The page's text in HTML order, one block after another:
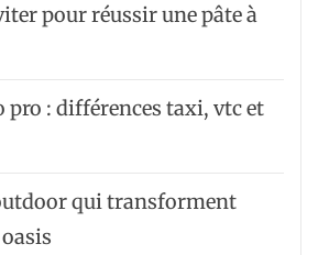
pour réussir une pâte à
pro : différences taxi, vtc et
qui transforment